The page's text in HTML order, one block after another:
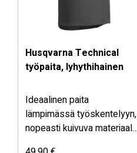
Husqvarna Technical
työpaita, lyhythihainen
Ideaalinen paita
lämpimässä työskentelyyn,
nopeasti kuivuva materiaali